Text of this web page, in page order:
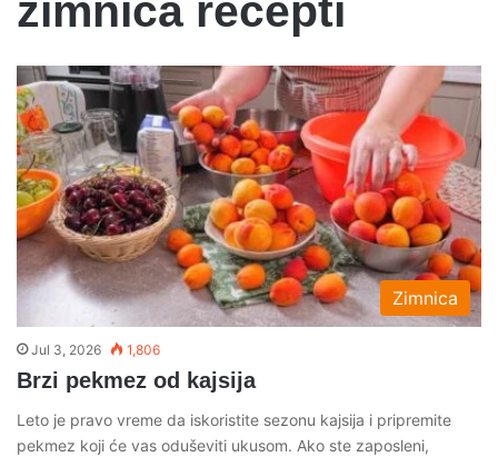
zimnica recepti
Zimnica
Jul 3, 2026 1,806
Brzi pekmez od kajsija
Leto je pravo vreme da iskoristite sezonu kajsija i pripremite
pekmez koji će vas oduševiti ukusom. Ako ste zaposleni,